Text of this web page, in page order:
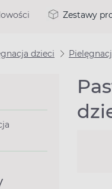
Zestawy
dzieci